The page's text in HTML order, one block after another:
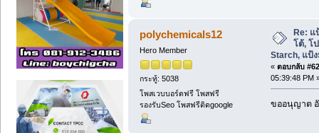
polychemicals12
Hero Member
กระทู้: 5038
โพสเวบบอร์ดฟรี โพสฟรี
รองรับSeo โพสฟรีติดgoogle
Re: แ
โต้, โ
Starch, แป้
« ตอบกลับ
05:39:48 PM
ขออนุญาต